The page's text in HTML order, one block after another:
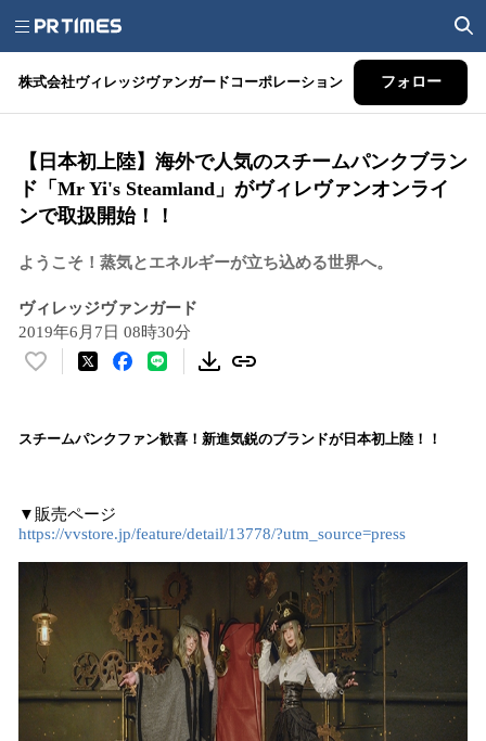
株式会社ヴィレッジヴァンガードコーポレーション フォロー
【日本初上陸】海外で人気のスチームパンクブラン
ド「Mr Yi's Steamland」がヴィレヴァンオンライ
ンで取扱開始！！
ようこそ！蒸気とエネルギーが立ち込める世界へ。
ヴィレッジヴァンガード
2019年6月7日 08時30分
い
！
読
み
中
で
す
スチームパンクファン歓喜！新進気鋭のブランドが日本初上陸！！
▼販売ページ
https://vvstore.jp/feature/detail/13778/?utm_source=press